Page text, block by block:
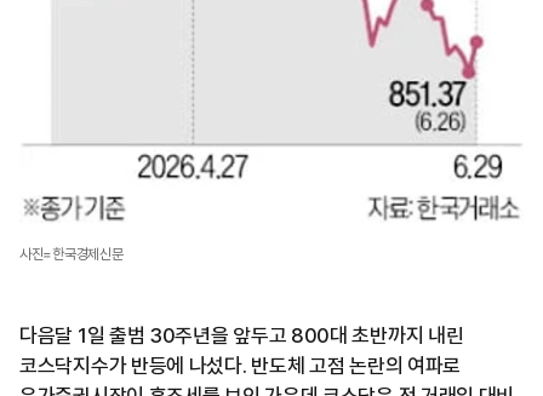
사진=한국경제신문
다음달 1일 출범 30주년을 앞두고 800대 초반까지 내린
코스닥지수가 반등에 나섰다. 반도체 고점 논란의 여파로